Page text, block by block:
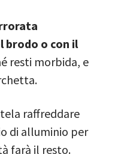
brodo o con il
resti morbida, e
raffreddare
di alluminio per
farà il resto.